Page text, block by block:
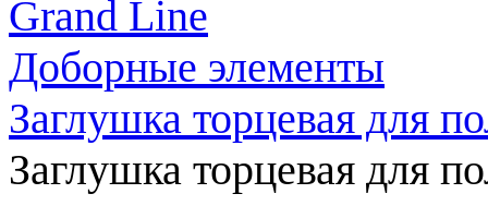
Grand Line
Доборные элементы
Заглушка торцевая для
Заглушка торцевая для